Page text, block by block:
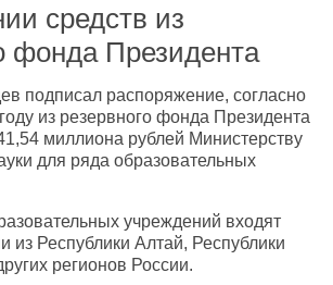
средств из
фонда Президента
подписал распоряжение, согласно
из резервного фонда Президента
миллиона рублей Министерству
для ряда образовательных
учреждений входят
из Республики Алтай, Республики
регионов России.